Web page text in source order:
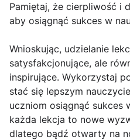
Pamiętaj, że cierpliwość i
aby osiągnąć sukces w
Wnioskując, udzielanie
satysfakcjonujące, ale
inspirujące. Wykorzystaj
stać się lepszym
uczniom osiągnąć sukces
każda lekcja to nowe
dlatego bądź otwarty na